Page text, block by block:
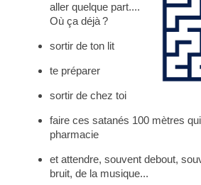
aller quelque part....
Où ça déjà ?
sortir de ton lit
te préparer
sortir de chez toi
faire ces satanés 100 mètres
pharmacie
et attendre, souvent debout,
bruit, de la musique...